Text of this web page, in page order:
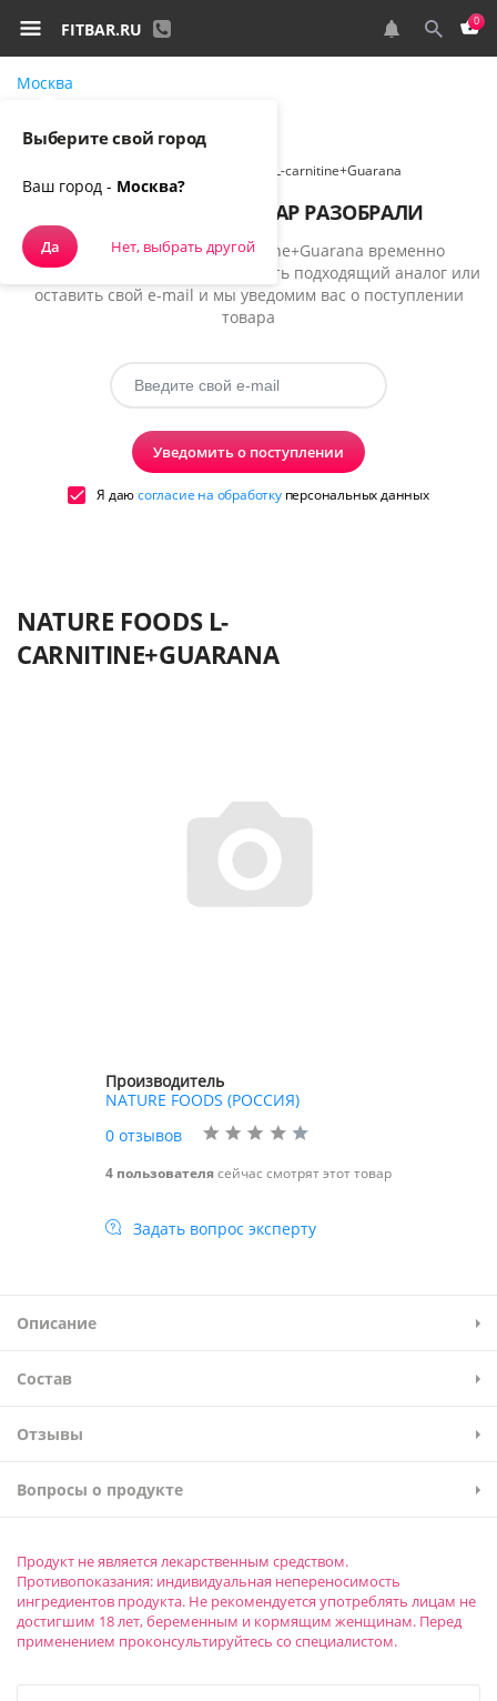
FITBAR.RU 0
Москва
NATURE FOODS L-carnitine+Guarana
К СОЖАЛЕНИЮ, ТОВАР РАЗОБРАЛИ
К сожалению, товар L-carnitine+Guarana временно
недоступен, но вы можете выбрать подходящий аналог или
оставить свой e-mail и мы уведомим вас о поступлении
товара
Уведомить о поступлении
Я даюсогласие на обработкуперсональных данных
NATURE FOODS L-
CARNITINE+GUARANA
Производитель
NATURE FOODS (РОССИЯ)
0 отзывов
4 пользователясейчас смотрят этот товар
Задать вопрос эксперту
Описание
Состав
Отзывы
Вопросы о продукте
Продукт не является лекарственным средством.
Противопоказания: индивидуальная непереносимость
ингредиентов продукта. Не рекомендуется употреблять лицам не
достигшим 18 лет, беременным и кормящим женщинам. Перед
применением проконсультируйтесь со специалистом.
Выберите свой город
Ваш город - Москва?
Да Нет, выбрать другой